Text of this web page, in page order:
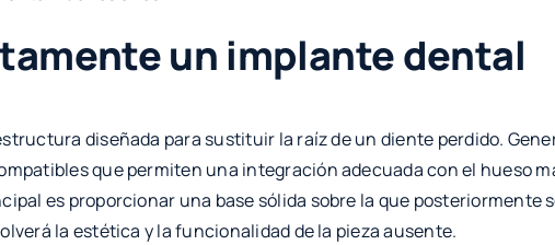
un implante dental
diseñada para sustituir la raíz de un diente perdido.
que permiten una integración adecuada con el hueso
es proporcionar una base sólida sobre la que posteriormente
la estética y la funcionalidad de la pieza ausente.